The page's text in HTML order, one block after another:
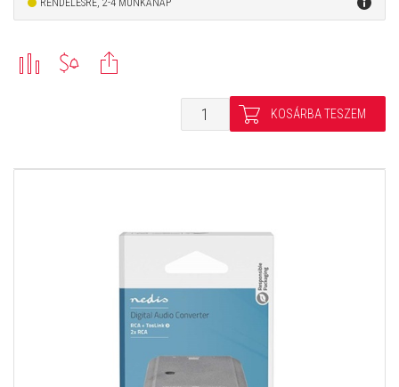
RENDELÉSRE, 2-4 MUNKANAP